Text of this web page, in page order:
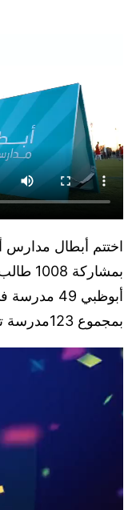
اختتم أبطال مدارس
بمجموع 123مدرسة تشمل المدارس الحكومية والخاصة .